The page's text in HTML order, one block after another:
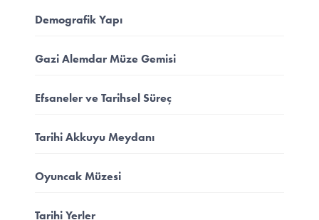
Demografik Yapı
Gazi Alemdar Müze Gemisi
Efsaneler ve Tarihsel Süreç
Tarihi Akkuyu Meydanı
Oyuncak Müzesi
Tarihi Yerler